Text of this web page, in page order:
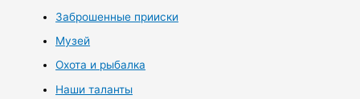
Заброшенные прииски
Музей
Охота и рыбалка
Наши таланты